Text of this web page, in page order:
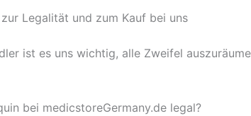
Legalität und zum Kauf bei uns
ist es uns wichtig, alle Zweifel
bei medicstoreGermany.de legal?